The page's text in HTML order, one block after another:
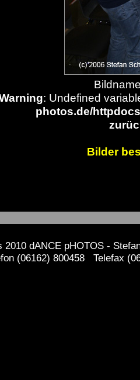
: Undefined
photos.de/
Bilder
2010 dANCE pHOTOS -
(06162) 800458 Telefax